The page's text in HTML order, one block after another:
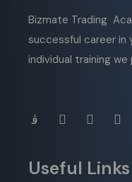
Bizmate Trading
successful career in
individual training
Useful Links